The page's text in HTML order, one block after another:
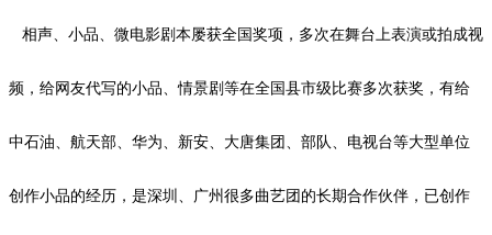
相声、小品、微电影剧本屡获全国奖项，多次在舞台上表演或拍成视
频，给网友代写的小品、情景剧等在全国县市级比赛多次获奖，有给
中石油、航天部、华为、新安、大唐集团、部队、电视台等大型单位
创作小品的经历，是深圳、广州很多曲艺团的长期合作伙伴，已创作